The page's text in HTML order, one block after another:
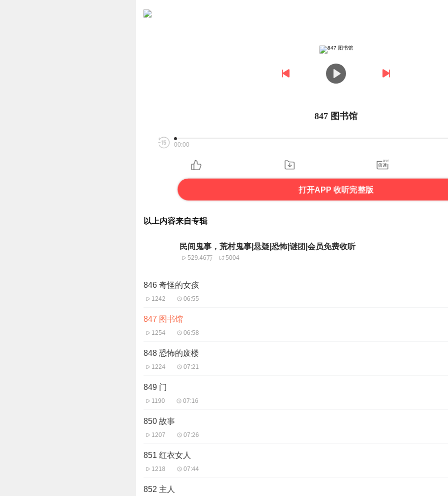
847 图书馆
00:00
打开APP 收听完整版
以上内容来自专辑
民间鬼事，荒村鬼事|悬疑|恐怖|谜团|会员免费收听
529.46万 5004
846 奇怪的女孩
1242 06:55
847 图书馆
1254 06:58
848 恐怖的废楼
1224 07:21
849 门
1190 07:16
850 故事
1207 07:26
851 红衣女人
1218 07:44
852 主人